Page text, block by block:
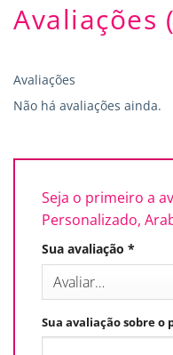
Avaliações
Avaliações
Não há avaliações ainda.
Seja o primeiro a
Personalizado,
Sua avaliação *
Sua avaliação sobre o